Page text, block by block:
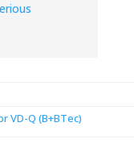
VD-Q (B+BTec)